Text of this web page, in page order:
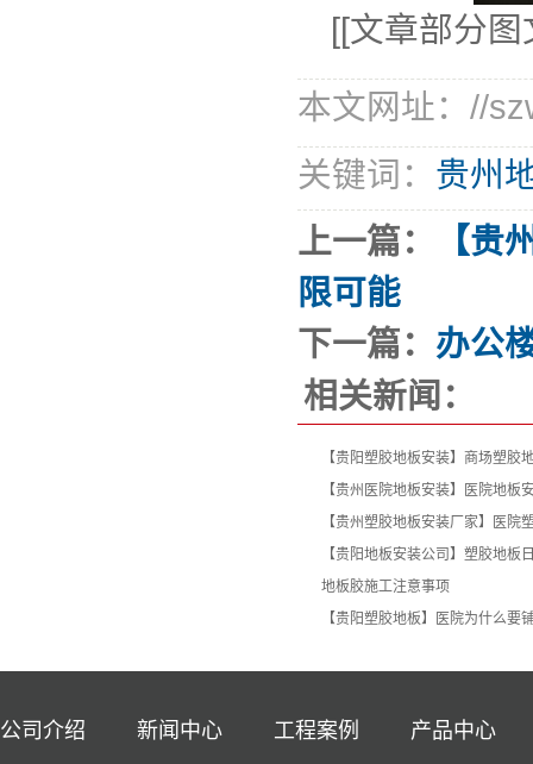
[[文章部分
本文网址：//
关键词： 贵州
上一篇：
【贵
限可能
下一篇： 办公
相关新闻：
【贵阳塑胶地板安装】商场塑胶
【贵州医院地板安装】医院地板
【贵州塑胶地板安装厂家】医院
【贵阳地板安装公司】塑胶地板
地板胶施工注意事项
【贵阳塑胶地板】医院为什么要
公司介绍 新闻中心 工程案例 产品中心